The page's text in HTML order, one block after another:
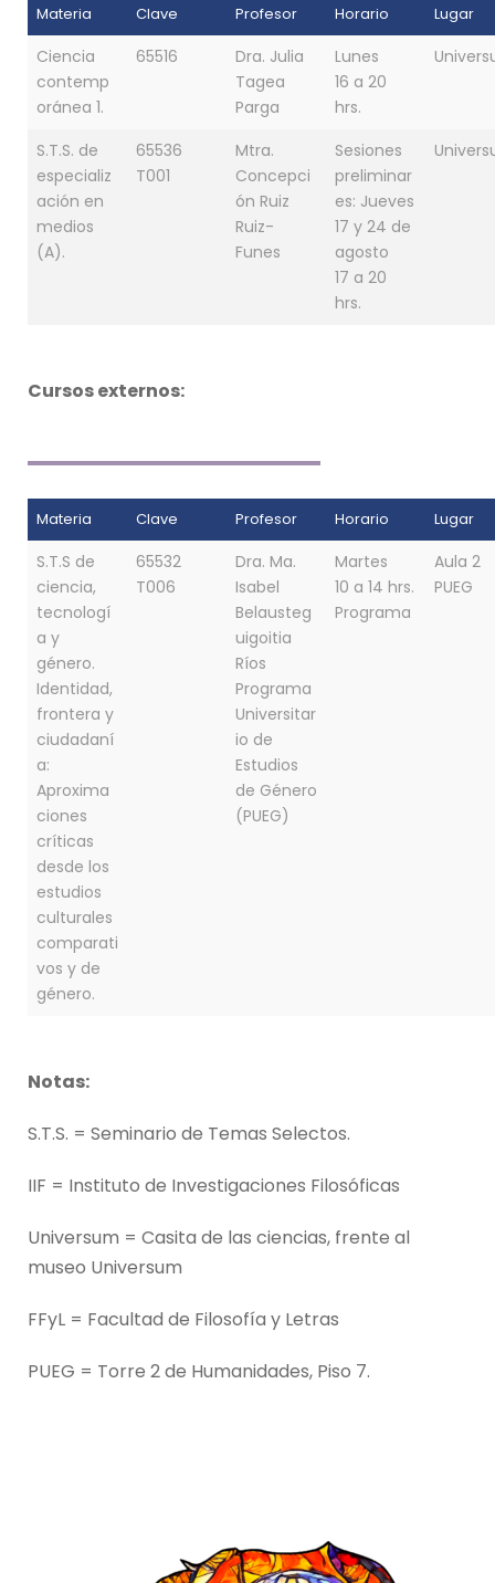
Materia Clave Profesor Horario Lugar
Ciencia
contemp
oránea 1.
65516
Dra. Julia
Tagea
Parga
Lunes
16 a 20
hrs.
S.T.S. de
especializ
ación en
medios
(A).
65536
T001
Mtra.
Concepci
ón Ruiz
Ruiz-
Funes
Sesiones
preliminar
es: Jueves
17 y 24 de
agosto
17 a 20
hrs.
Cursos externos:
Materia Clave Profesor Horario Lugar
S.T.S de
ciencia,
tecnologí
a y
género.
Identidad,
frontera y
ciudadaní
a:
Aproxima
ciones
críticas
desde los
estudios
culturales
comparati
vos y de
género.
65532
T006
Dra. Ma.
Isabel
Belausteg
uigoitia
Ríos
Programa
Universitar
io de
Estudios
de Género
(PUEG)
Martes
10 a 14 hrs.
Programa
Aula 2
PUEG
Notas:
S.T.S. = Seminario de Temas Selectos.
IIF = Instituto de Investigaciones Filosóficas
Universum = Casita de las ciencias, frente al
museo Universum
FFyL = Facultad de Filosofía y Letras
PUEG = Torre 2 de Humanidades, Piso 7.